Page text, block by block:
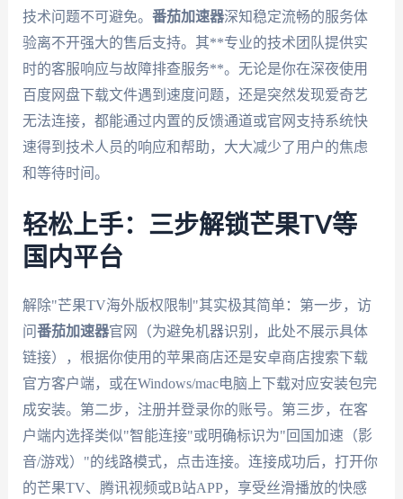
技术问题不可避免。 番茄加速器深知稳定流畅的服务体
验离不开强大的售后支持。其**专业的技术团队提供实
时的客服响应与故障排查服务**。无论是你在深夜使用
百度网盘下载文件遇到速度问题，还是突然发现爱奇艺
无法连接，都能通过内置的反馈通道或官网支持系统快
速得到技术人员的响应和帮助，大大减少了用户的焦虑
和等待时间。
轻松上手：三步解锁芒果TV等
国内平台
解除"芒果TV海外版权限制"其实极其简单：第一步，访
问 番茄加速器官网（为避免机器识别，此处不展示具体
链接），根据你使用的苹果商店还是安卓商店搜索下载
官方客户端，或在Windows/mac电脑上下载对应安装包完
成安装。第二步，注册并登录你的账号。第三步，在客
户端内选择类似"智能连接"或明确标识为"回国加速（影
音/游戏）"的线路模式，点击连接。连接成功后，打开你
的芒果TV、腾讯视频或B站APP，享受丝滑播放的快感